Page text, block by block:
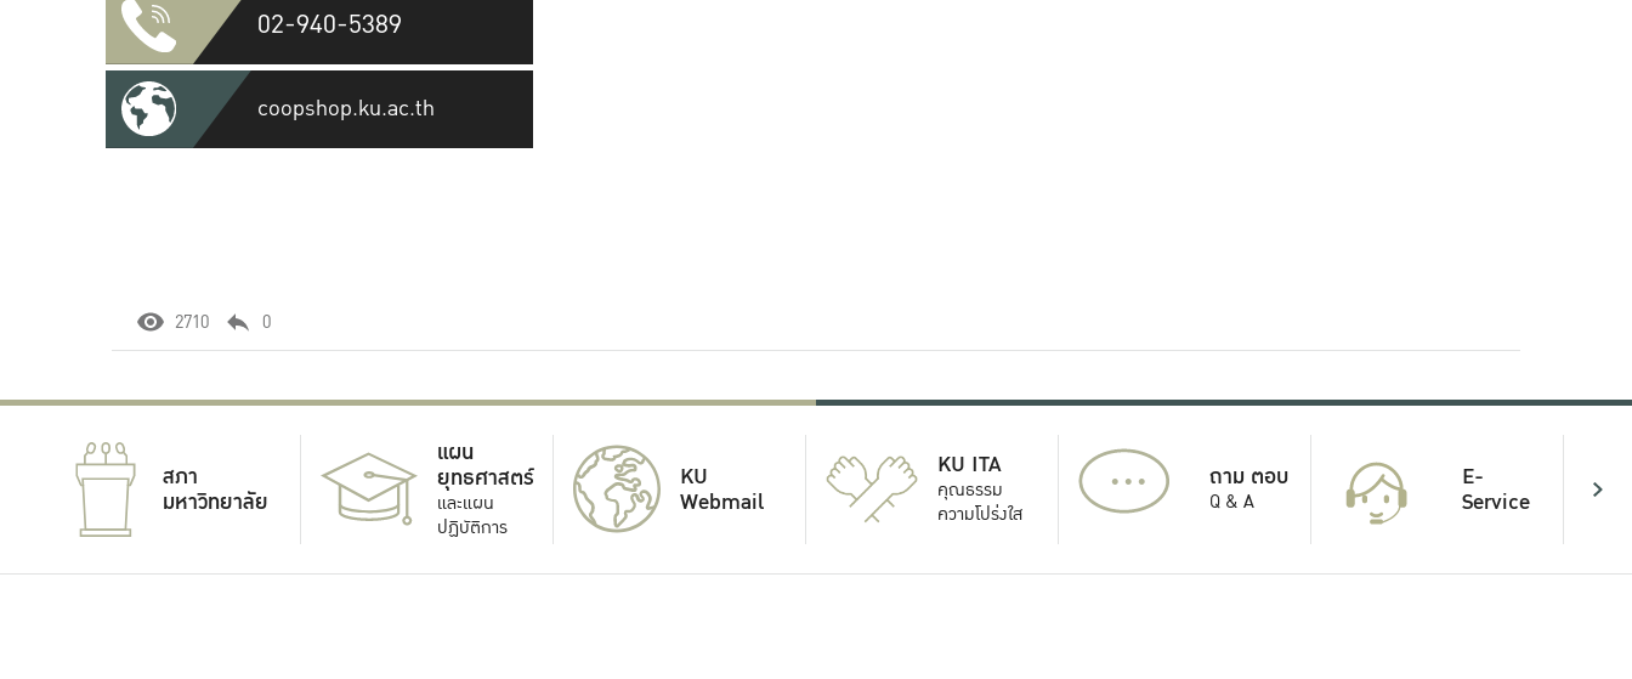
02-940-5389
coopshop.ku.ac.th
2710 0
สภา
มหาวิทยาลัย
แผน
ยุทธศาสตร์
และแผน
ปฏิบัติการ
KU
Webmail
KU ITA
คุณธรรม
ความโปร่งใส
... ถาม ตอบ
Q & A
E-
Service